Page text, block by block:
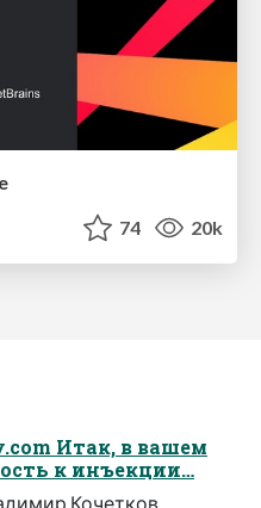
74 20k
Итак, в вашем
к инъекции…
Кочетков